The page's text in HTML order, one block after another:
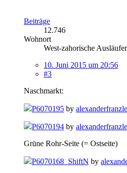
Beiträge
12.746
Wohnort
West-zahorische Ausläufer
10. Juni 2015 um 20:56
#3
Naschmarkt:
P6070195 by
P6070194 by
Grüne Rohr-Seite (= Ostseite)
P6070168_ShiftN by